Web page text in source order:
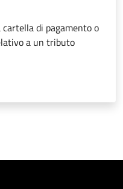
di pagamento o
a un tributo